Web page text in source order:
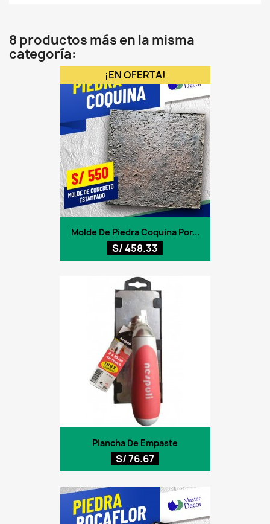
8 productos más en la misma
categoría:
Molde De Piedra Coquina Por...
S/ 458.33
¡EN OFERTA!
Plancha De Empaste
S/ 76.67